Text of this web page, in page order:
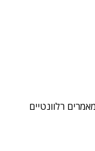
רלוונטיים